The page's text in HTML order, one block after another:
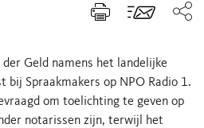
der Geld namens het landelijke
bij Spraakmakers op NPO Radio 1.
om toelichting te geven op
notarissen zijn, terwijl het